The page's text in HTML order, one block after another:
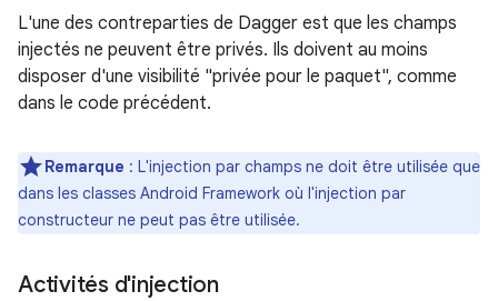
L'une des contreparties de Dagger est que les champs
injectés ne peuvent être privés. Ils doivent au moins
disposer d'une visibilité "privée pour le paquet", comme
dans le code précédent.
Remarque : L'injection par champs ne doit être utilisée que
dans les classes Android Framework où l'injection par
constructeur ne peut pas être utilisée.
Activités d'injection